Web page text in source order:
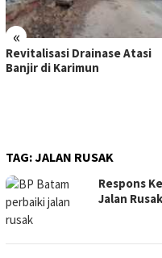
«
Revitalisasi Drainase Atasi
Banjir di Karimun
TAG:JALAN RUSAK
Respons
Jalan